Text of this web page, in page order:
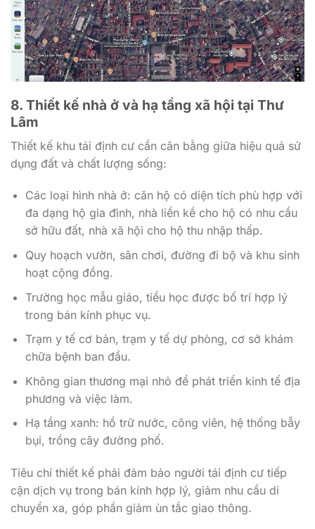
8. Thiết kế nhà ở và hạ tầng xã hội tại Thư
Lâm
Thiết kế khu tái định cư cần cân bằng giữa hiệu quả sử
dụng đất và chất lượng sống:
Các loại hình nhà ở: căn hộ có diện tích phù hợp với
đa dạng hộ gia đình, nhà liền kề cho hộ có nhu cầu
sở hữu đất, nhà xã hội cho hộ thu nhập thấp.
Quy hoạch vườn, sân chơi, đường đi bộ và khu sinh
hoạt cộng đồng.
Trường học mẫu giáo, tiểu học được bố trí hợp lý
trong bán kính phục vụ.
Trạm y tế cơ bản, trạm y tế dự phòng, cơ sở khám
chữa bệnh ban đầu.
Không gian thương mại nhỏ để phát triển kinh tế địa
phương và việc làm.
Hạ tầng xanh: hồ trữ nước, công viên, hệ thống bẫy
bụi, trồng cây đường phố.
Tiêu chí thiết kế phải đảm bảo người tái định cư tiếp
cận dịch vụ trong bán kính hợp lý, giảm nhu cầu di
chuyển xa, góp phần giảm ùn tắc giao thông.